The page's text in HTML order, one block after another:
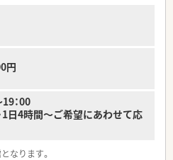
円
：00
1日4時間～ご希望にあわせて応
なります。